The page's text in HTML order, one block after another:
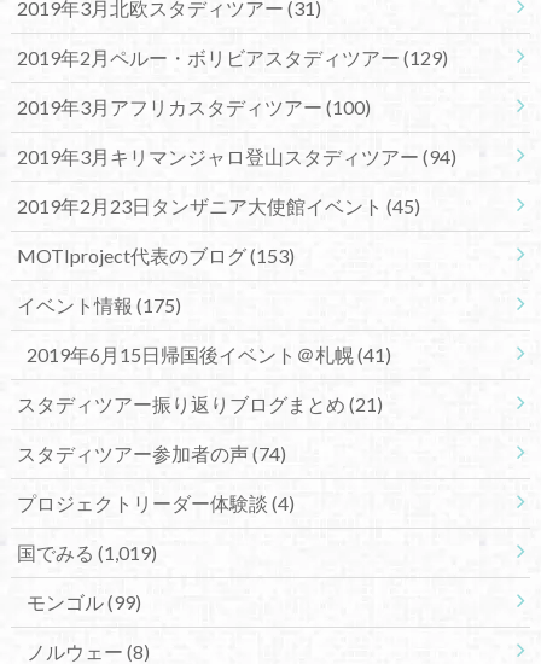
2019年3月北欧スタディツアー (31)
2019年2月ペルー・ボリビアスタディツアー (129)
2019年3月アフリカスタディツアー (100)
2019年3月キリマンジャロ登山スタディツアー (94)
2019年2月23日タンザニア大使館イベント (45)
MOTIproject代表のブログ(153)
イベント情報 (175)
2019年6月15日帰国後イベント＠札幌(41)
スタディツアー振り返りブログまとめ (21)
スタディツアー参加者の声(74)
プロジェクトリーダー体験談 (4)
国でみる (1,019)
モンゴル(99)
ノルウェー (8)